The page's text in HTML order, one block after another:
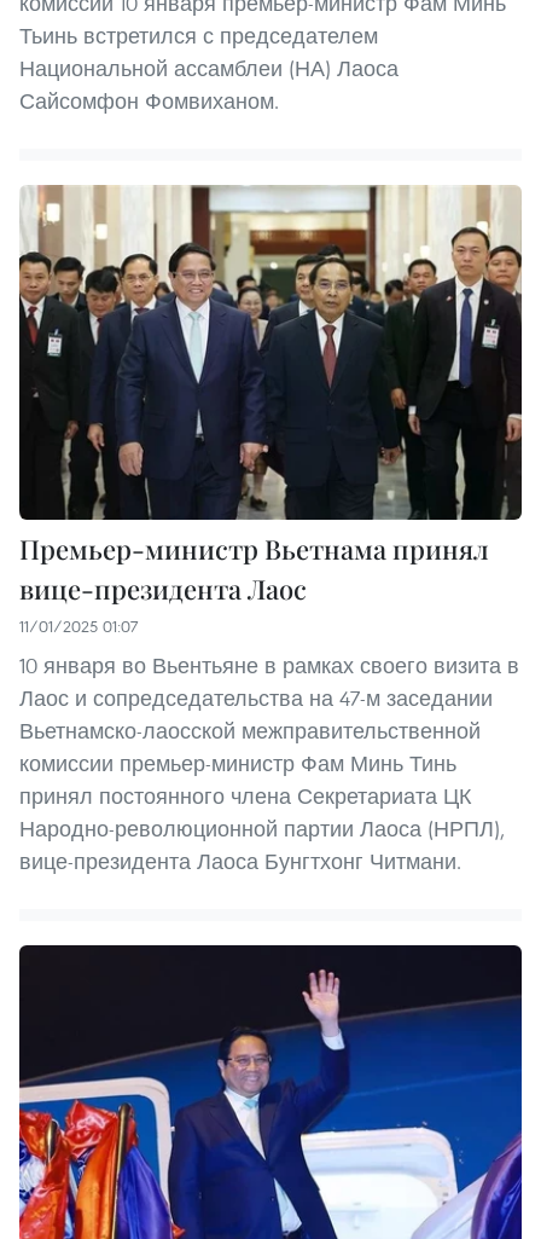
Тьинь встретился с председателем
Национальной ассамблеи (НА) Лаоса
Сайсомфон Фомвиханом.
Премьер-министр Вьетнама принял
вице-президента Лаос
11/01/2025 01:07
10 января во Вьентьяне в рамках своего визита в
Лаос и сопредседательства на 47-м заседании
Вьетнамско-лаосской межправительственной
комиссии премьер-министр Фам Минь Тинь
принял постоянного члена Секретариата ЦК
Народно-революционной партии Лаоса (НРПЛ),
вице-президента Лаоса Бунгтхонг Читмани.